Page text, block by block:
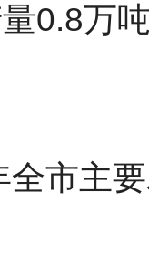
0.8万
全市主